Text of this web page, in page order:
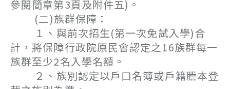
參閱簡章第3頁及附件五)。
(二)族群保障：
１、與前次招生(第一次免試入學)合
計，將保障行政院原民會認定之16族群每一
族群至少2名入學名額。
２、族別認定以戶口名簿或戶籍謄本登